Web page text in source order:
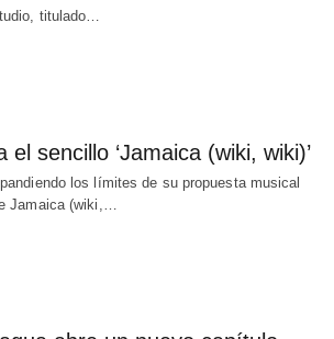
titulado…
el sencillo ‘Jamaica (wiki, wiki)’
los límites de su propuesta musical
Jamaica (wiki,…